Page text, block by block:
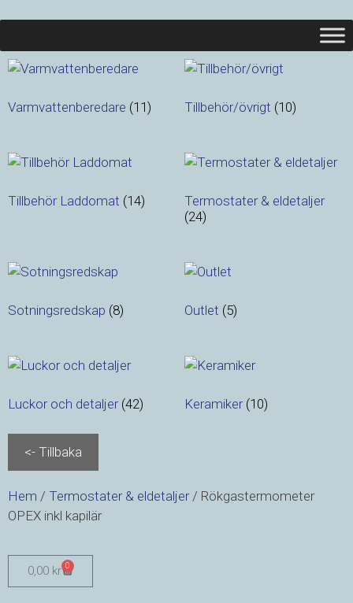
Varmvattenberedare (11) Tillbehör/övrigt (10)
Tillbehör Laddomat (14)
Termostater & eldetaljer
(24)
Sotningsredskap (8) Outlet (5)
Luckor och detaljer (42) Keramiker (10)
Hem / Termostater & eldetaljer/ Rökgastermometer
OPEX inkl kapilär
0,00 kr 0